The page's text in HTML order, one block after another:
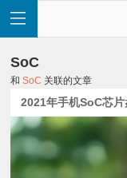
SoC
和SoC 关联的文章